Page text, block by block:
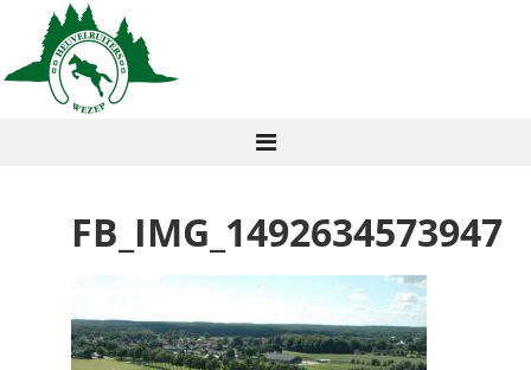
FB_IMG_1492634573947